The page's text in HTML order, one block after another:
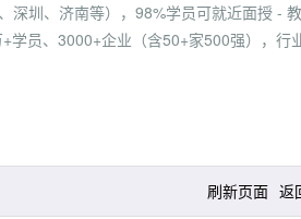
深圳、济南等），98%学员可就近面授 -
学员、3000+企业（含50+家500强），行
刷新页面 返